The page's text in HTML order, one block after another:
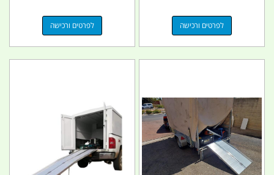
לפרטים ורכישה לפרטים ורכישה